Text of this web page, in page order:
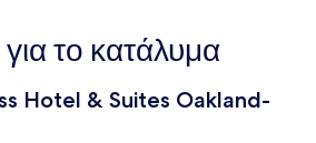
το κατάλυμα
Hotel & Suites Oakland-